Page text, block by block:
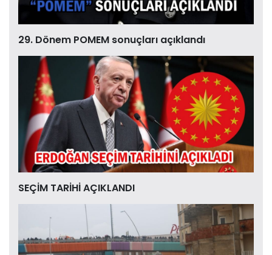
29. Dönem POMEM sonuçları açıklandı
SEÇİM TARİHİ AÇIKLANDI